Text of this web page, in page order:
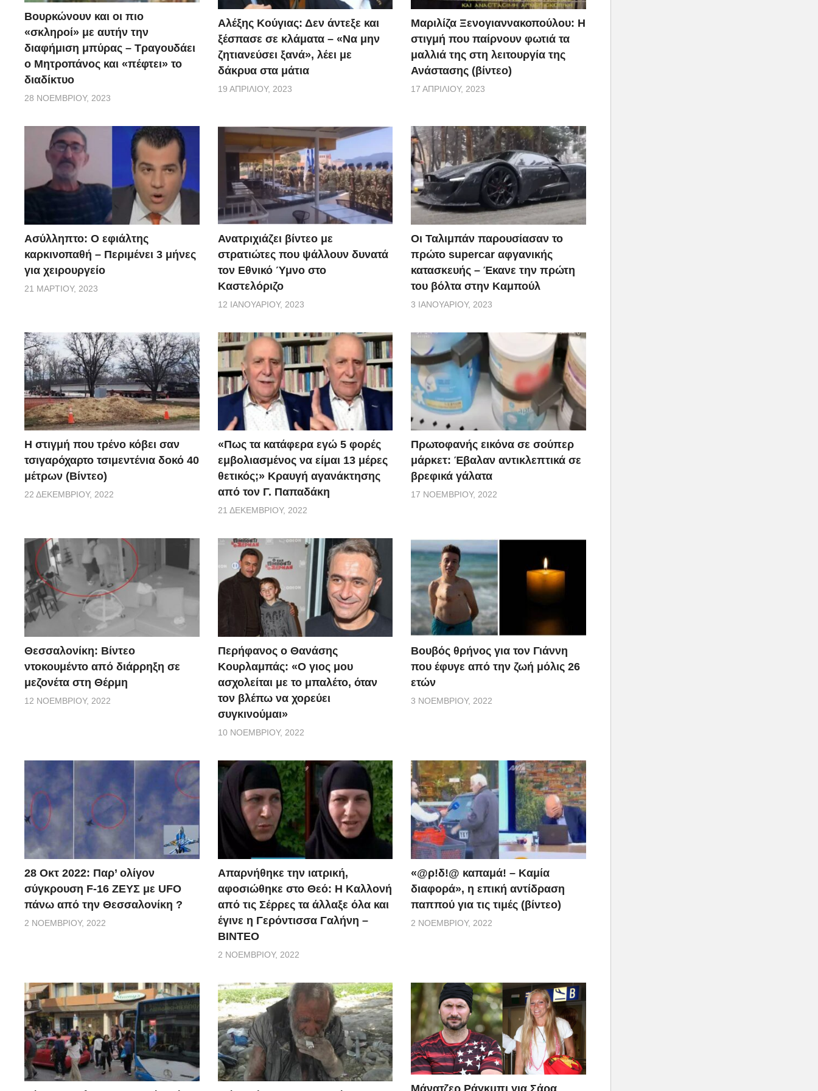
Βουρκώνουν και οι πιο
«σκληροί» με αυτήν την
διαφήμιση μπύρας – Τραγουδάει
ο Μητροπάνος και «πέφτει» το
διαδίκτυο
28 ΝΟΕΜΒΡΊΟΥ, 2023
Αλέξης Κούγιας: Δεν άντεξε και
ξέσπασε σε κλάματα – «Να μην
ζητιανεύσει ξανά», λέει με
δάκρυα στα μάτια
19 ΑΠΡΙΛΊΟΥ, 2023
Μαριλίζα Ξενογιαννακοπούλου: Η
στιγμή που παίρνουν φωτιά τα
μαλλιά της στη λειτουργία της
Ανάστασης (βίντεο)
17 ΑΠΡΙΛΊΟΥ, 2023
Ασύλληπτο: Ο εφιάλτης
καρκινοπαθή – Περιμένει 3 μήνες
για χειρουργείο
21 ΜΑΡΤΊΟΥ, 2023
Ανατριχιάζει βίντεο με
στρατιώτες που ψάλλουν δυνατά
τον Εθνικό Ύμνο στο
Καστελόριζο
12 ΙΑΝΟΥΑΡΊΟΥ, 2023
Οι Ταλιμπάν παρουσίασαν το
πρώτο supercar αφγανικής
κατασκευής – Έκανε την πρώτη
του βόλτα στην Καμπούλ
3 ΙΑΝΟΥΑΡΊΟΥ, 2023
H στιγμή που τρένο κόβει σαν
τσιγαρόχαρτο τσιμεντένια δοκό 40
μέτρων (Βίντεο)
22 ΔΕΚΕΜΒΡΊΟΥ, 2022
«Πως τα κατάφερα εγώ 5 φορές
εμβoλιασμένος να είμαι 13 μέρες
θετικός;» Κραυγή αγανάκτησης
από τον Γ. Παπαδάκη
21 ΔΕΚΕΜΒΡΊΟΥ, 2022
Πρωτοφανής εικόνα σε σούπερ
μάρκετ: Έβαλαν αντικλεπτικά σε
βρεφικά γάλατα
17 ΝΟΕΜΒΡΊΟΥ, 2022
Θεσσαλονίκη: Βίντεο
ντοκουμέντο από διάρρηξη σε
μεζονέτα στη Θέρμη
12 ΝΟΕΜΒΡΊΟΥ, 2022
Περήφανος ο Θανάσης
Κουρλαμπάς: «Ο γιος μου
ασχολείται με το μπαλέτο, όταν
τον βλέπω να χορεύει
συγκινούμαι»
10 ΝΟΕΜΒΡΊΟΥ, 2022
Βουβός θρήνος για τον Γιάννη
που έφυγε από την ζωή μόλις 26
ετών
3 ΝΟΕΜΒΡΊΟΥ, 2022
28 Οκτ 2022: Παρ’ ολίγον
σύγκρουση F-16 ΖΕΥΣ με UFO
πάνω από την Θεσσαλονίκη ?
2 ΝΟΕΜΒΡΊΟΥ, 2022
Απαρνήθηκε την ιατρική,
αφοσιώθηκε στο Θεό: Η Καλλονή
από τις Σέρρες τα άλλαξε όλα και
έγινε η Γερόντισσα Γαλήνη –
ΒΙΝΤΕΟ
2 ΝΟΕΜΒΡΊΟΥ, 2022
«@ρ!δ!@ καπαμά! – Καμία
διαφορά», η επική αντίδραση
παππού για τις τιμές (βίντεο)
2 ΝΟΕΜΒΡΊΟΥ, 2022